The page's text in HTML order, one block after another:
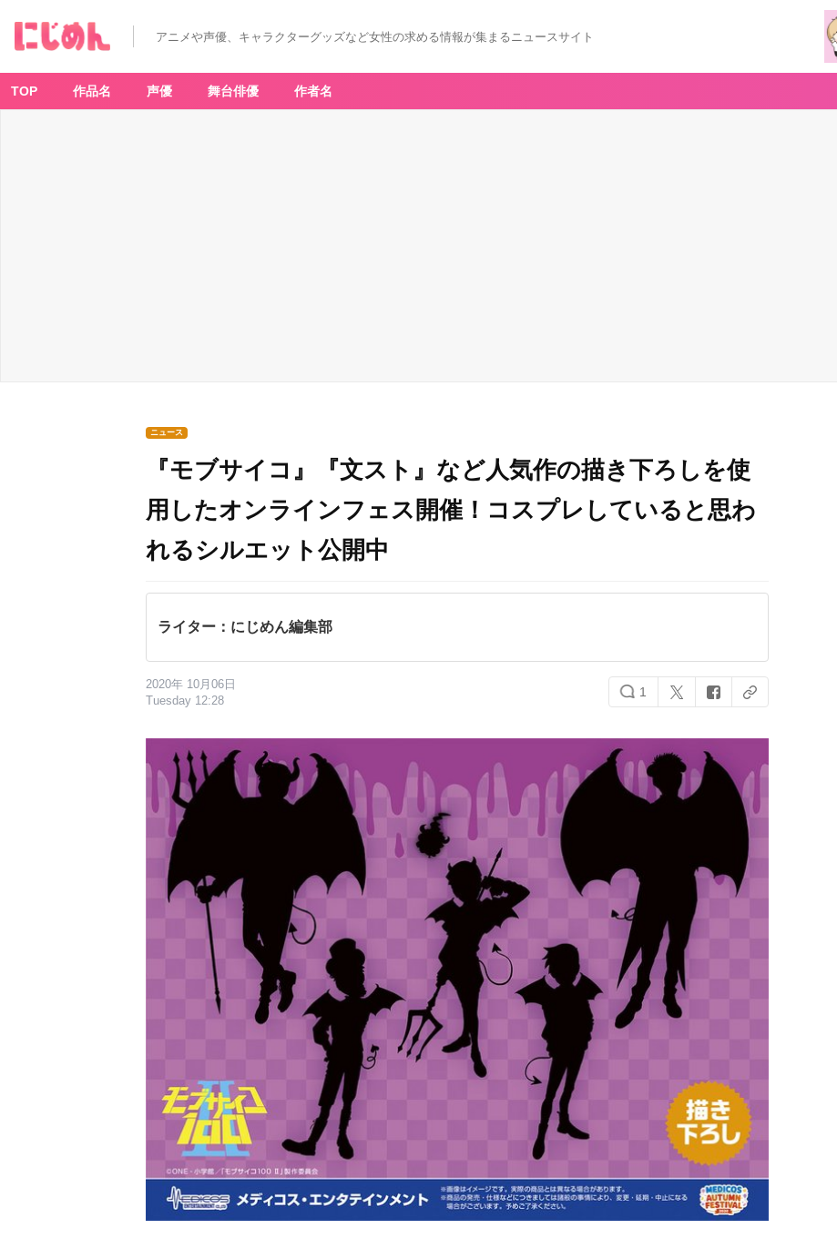
アニメや声優、キャラクターグッズなど女性の求める情報が集まるニュースサイト
TOP 作品名 声優 舞台俳優 作者名
ニュース
『モブサイコ』『文スト』など人気作の描き下ろしを使
用したオンラインフェス開催！コスプレしていると思わ
れるシルエット公開中
ライター：にじめん編集部
2020年 10月06日
Tuesday 12:28
1